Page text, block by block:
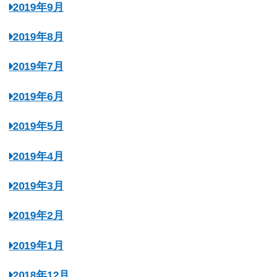
2019年9月
2019年8月
2019年7月
2019年6月
2019年5月
2019年4月
2019年3月
2019年2月
2019年1月